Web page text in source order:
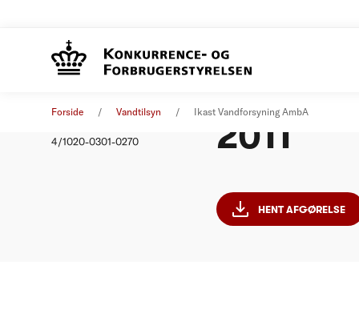
Forside Vandtilsyn Ikast Vandforsyning AmbA
4/1020-0301-0270
2011
HENT AFGØRELSE